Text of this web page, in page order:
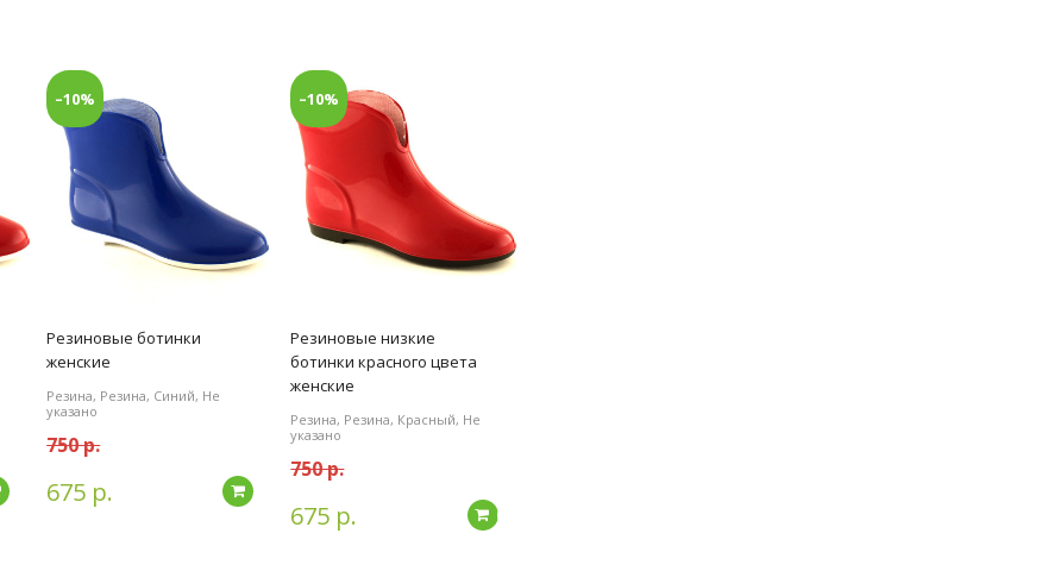
Подробнее
–10%
Резиновые ботинки
женские
Резина, Резина, Синий, Не
указано
750 р.
675 р. Подробнее
–10%
Резиновые низкие
ботинки красного цвета
женские
Резина, Резина, Красный, Не
указано
750 р.
675 р. Подробнее